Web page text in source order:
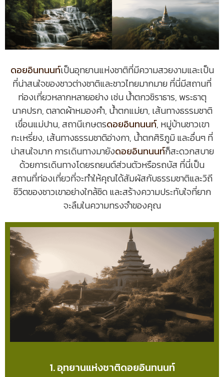
ดอยอินทนนท์เป็นอุทยานแห่งชาติที่มีความสวยงามและเป็น
ที่น่าสนใจของชาวต่างชาติและชาวไทยมากมาย ที่นี่มีสถานที่
ท่องเที่ยวหลากหลายอย่าง เช่น น้ำตกวชิราธาร, พระธาตุ
นาคปรก, ตลาดผ้าหมองคำ, น้ำตกแม่ยา, เส้นทางธรรมชาติ
เขื่อนแม่ปาน, สถานีเกษตรดอยอินทนนท์, หมู่บ้านชาวเขา
กะเหรี่ยง, เส้นทางธรรมชาติอ่างกา, น้ำตกศิริภูมิ และอื่นๆ ที่
น่าสนใจมาก การเดินทางมายังดอยอินทนนท์ก็สะดวกสบาย
ด้วยการเดินทางโดยรถยนต์ส่วนตัวหรือรถบัส ที่นี่เป็น
สถานที่ท่องเที่ยวที่จะทำให้คุณได้สัมผัสกับธรรมชาติและวิถี
ชีวิตของชาวเขาอย่างใกล้ชิด และสร้างความประทับใจที่ยาก
จะลืมในความทรงจำของคุณ
1. อุทยานแห่งชาติดอยอินทนนท์